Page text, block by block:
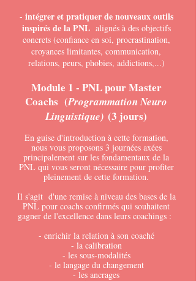
- intégrer et pratiquer de nouveaux outils
inspirés de la PNL alignés à des objectifs
concrets (confiance en soi, procrastination,
croyances limitantes, communication,
relations, peurs, phobies, addictions,...)
Module 1 - PNL pour Master
Coachs (Programmation Neuro
Linguistique) (3 jours)
En guise d'introduction à cette formation,
nous vous proposons 3 journées axées
principalement sur les fondamentaux de la
PNL qui vous seront nécessaire pour profiter
pleinement de cette formation.
Il s'agit d'une remise à niveau des bases de la
PNL pour coachs confirmés qui souhaitent
gagner de l'excellence dans leurs coachings :
- enrichir la relation à son coaché
- la calibration
- les sous-modalités
- le langage du changement
- les ancrages